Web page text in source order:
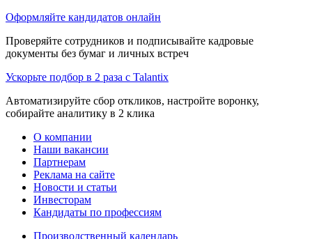
Оформляйте кандидатов онлайн
Проверяйте сотрудников и подписывайте кадровые
документы без бумаг и личных встреч
Ускорьте подбор в 2 раза с Talantix
Автоматизируйте сбор откликов, настройте воронку,
собирайте аналитику в 2 клика
О компании
Наши вакансии
Партнерам
Реклама на сайте
Новости и статьи
Инвесторам
Кандидаты по профессиям
Производственный календарь